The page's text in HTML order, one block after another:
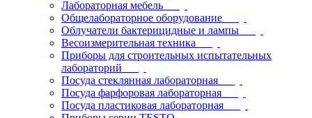
Лабораторная мебель
Общелабораторное оборудование
Облучатели бактерицидные и лампы
Весоизмерительная техника
Приборы для строительных испытательных
лабораторий
Посуда стеклянная лабораторная
Посуда фарфоровая лабораторная
Посуда пластиковая лабораторная